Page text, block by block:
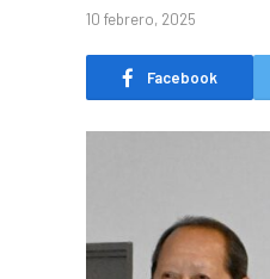
10 febrero, 2025
Facebook